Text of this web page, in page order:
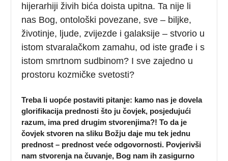
hijerarhiji živih bića doista upitna. Ta nije li
nas Bog, ontološki povezane, sve – biljke,
životinje, ljude, zvijezde i galaksije – stvorio u
istom stvaralačkom zamahu, od iste građe i s
istom smrtnom sudbinom? I sve zajedno u
prostoru kozmičke svetosti?
Treba li uopće postaviti pitanje: kamo nas je dovela
glorifikacija prednosti što ju čovjek, posjedujući
razum, ima pred drugim stvorenjima?! To da je
čovjek stvoren na sliku Božju daje mu tek jednu
prednost – prednost veće odgovornosti. Povjerivši
nam stvorenja na čuvanje, Bog nam ih zasigurno